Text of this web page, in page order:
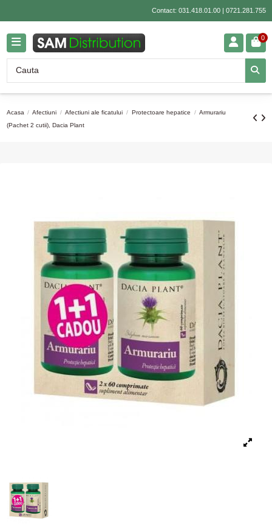
Contact: 031.418.01.00| 0721.281.755
0
Acasa Afectiuni Afectiuni ale ficatului Protectoare hepatice
Armurariu
(Pachet 2 cutii), Dacia Plant